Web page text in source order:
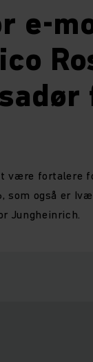
e-
være fortalere
som også er
Jungheinrich.